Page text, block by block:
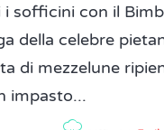
i sofficini con il
della celebre
di mezzelune
impasto...